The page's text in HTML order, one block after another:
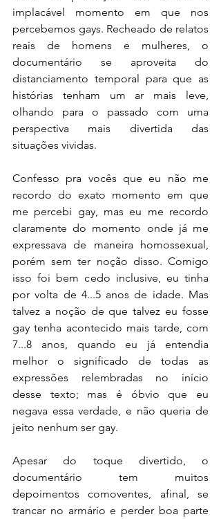
implacável momento em que nos
percebemos gays. Recheado de relatos
reais de homens e mulheres, o
documentário se aproveita do
distanciamento temporal para que as
histórias tenham um ar mais leve,
olhando para o passado com uma
perspectiva mais divertida das
situações vividas.
Confesso pra vocês que eu não me
recordo do exato momento em que
me percebi gay, mas eu me recordo
claramente do momento onde já me
expressava de maneira homossexual,
porém sem ter noção disso. Comigo
isso foi bem cedo inclusive, eu tinha
por volta de 4...5 anos de idade. Mas
talvez a noção de que talvez eu fosse
gay tenha acontecido mais tarde, com
7...8 anos, quando eu já entendia
melhor o significado de todas as
expressões relembradas no início
desse texto; mas é óbvio que eu
negava essa verdade, e não queria de
jeito nenhum ser gay.
Apesar do toque divertido, o
documentário tem muitos
depoimentos comoventes, afinal, se
trancar no armário e perder boa parte